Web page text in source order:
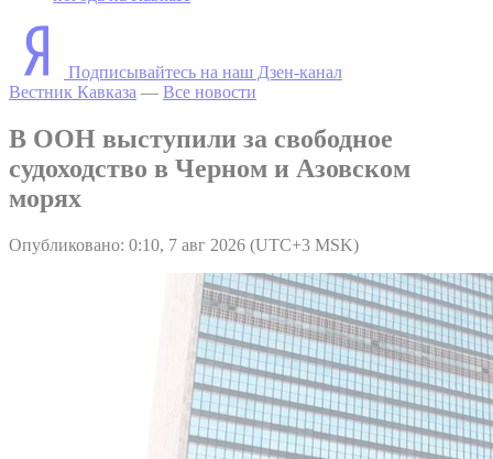
Подписывайтесь на наш Дзен-канал
Вестник Кавказа — Все новости
В ООН выступили за свободное
судоходство в Черном и Азовском
морях
Опубликовано: 0:10, 7 авг 2026 (UTC+3 MSK)